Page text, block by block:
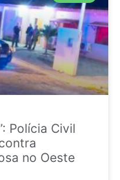
Polícia Civil
no Oeste